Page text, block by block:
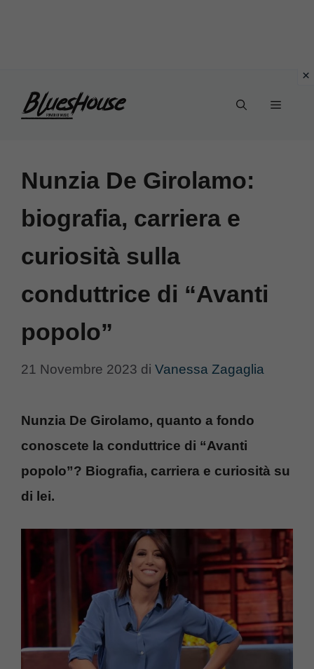
Menu
Nunzia De Girolamo:
biografia, carriera e
curiosità sulla
conduttrice di “Avanti
popolo”
21 Novembre 2023 di Vanessa Zagaglia
Nunzia De Girolamo, quanto a fondo
conoscete la conduttrice di “Avanti
popolo”? Biografia, carriera e curiosità su
di lei.